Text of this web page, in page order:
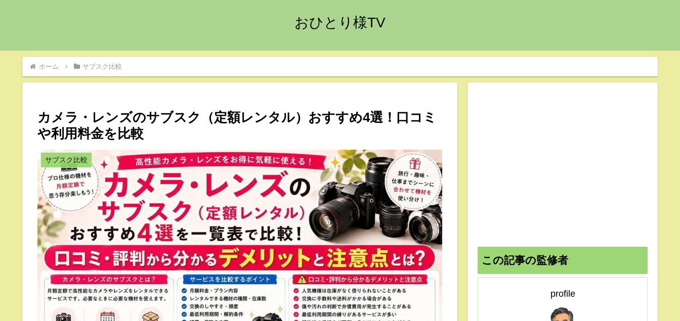
おひとり様TV
ホーム サブスク比較
カメラ・レンズのサブスク（定額レンタル）おすすめ4選！口コミ
や利用料金を比較
サブスク比較
この記事の監修者
profile